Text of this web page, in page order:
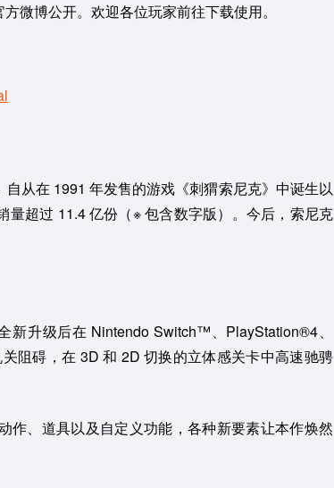
微博公开。欢迎各位玩家前往下载使用。
从在 1991 年发售的游戏《刺猬索尼克》中诞生以
超过 11.4 亿份（※ 包含数字版）。今后，索尼克
升级后在 Nintendo Switch™、PlayStation®4、
阻碍，在 3D 和 2D 切换的立体感关卡中高速驰骋
作、道具以及自定义功能，各种新要素让本作焕然